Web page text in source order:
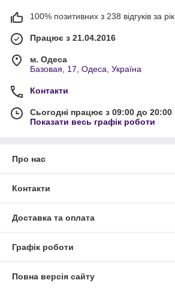
100% позитивних з 238 відгуків за рік
Працює з 21.04.2016
м. Одеса
Базовая, 17, Одеса, Україна
Контакти
Сьогодні працює з 09:00 до 20:00
Показати весь графік роботи
Про нас
Контакти
Доставка та оплата
Графік роботи
Повна версія сайту